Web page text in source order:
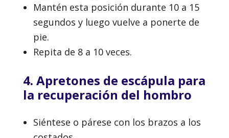
Mantén esta posición durante 10 a 15
segundos y luego vuelve a ponerte de
pie.
Repita de 8 a 10 veces.
4. Apretones de escápula para
la recuperación del hombro
Siéntese o párese con los brazos a los